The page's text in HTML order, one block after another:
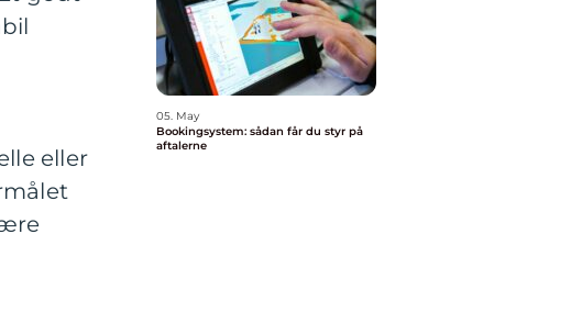
eller
05. May
Bookingsystem: sådan får du styr på
aftalerne